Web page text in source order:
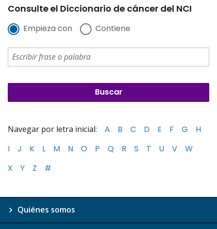
Consulte el Diccionario de cáncer del NCI
Empieza con Contiene
Navegar por letra inicial: A B C D E F G
H
I
J K L M N O P Q R S T U V
W
X
Y Z #
Quiénes somos